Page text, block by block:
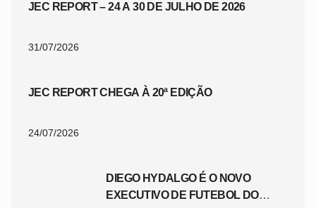
JEC REPORT – 24 A 30 DE JULHO DE 2026
31/07/2026
JEC REPORT CHEGA À 20ª EDIÇÃO
24/07/2026
DIEGO HYDALGO É O NOVO
EXECUTIVO DE FUTEBOL DO